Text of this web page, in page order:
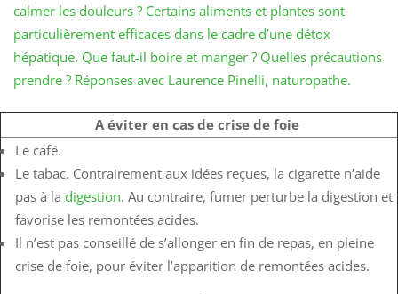
calmer les douleurs ? Certains aliments et plantes sont
particulièrement efficaces dans le cadre d’une détox
hépatique. Que faut-il boire et manger ? Quelles précautions
prendre ? Réponses avec Laurence Pinelli, naturopathe.
A éviter en cas de crise de foie
Le café.
Le tabac. Contrairement aux idées reçues, la cigarette n’aide
pas à la digestion. Au contraire, fumer perturbe la digestion et
favorise les remontées acides.
Il n’est pas conseillé de s’allonger en fin de repas, en pleine
crise de foie, pour éviter l’apparition de remontées acides.